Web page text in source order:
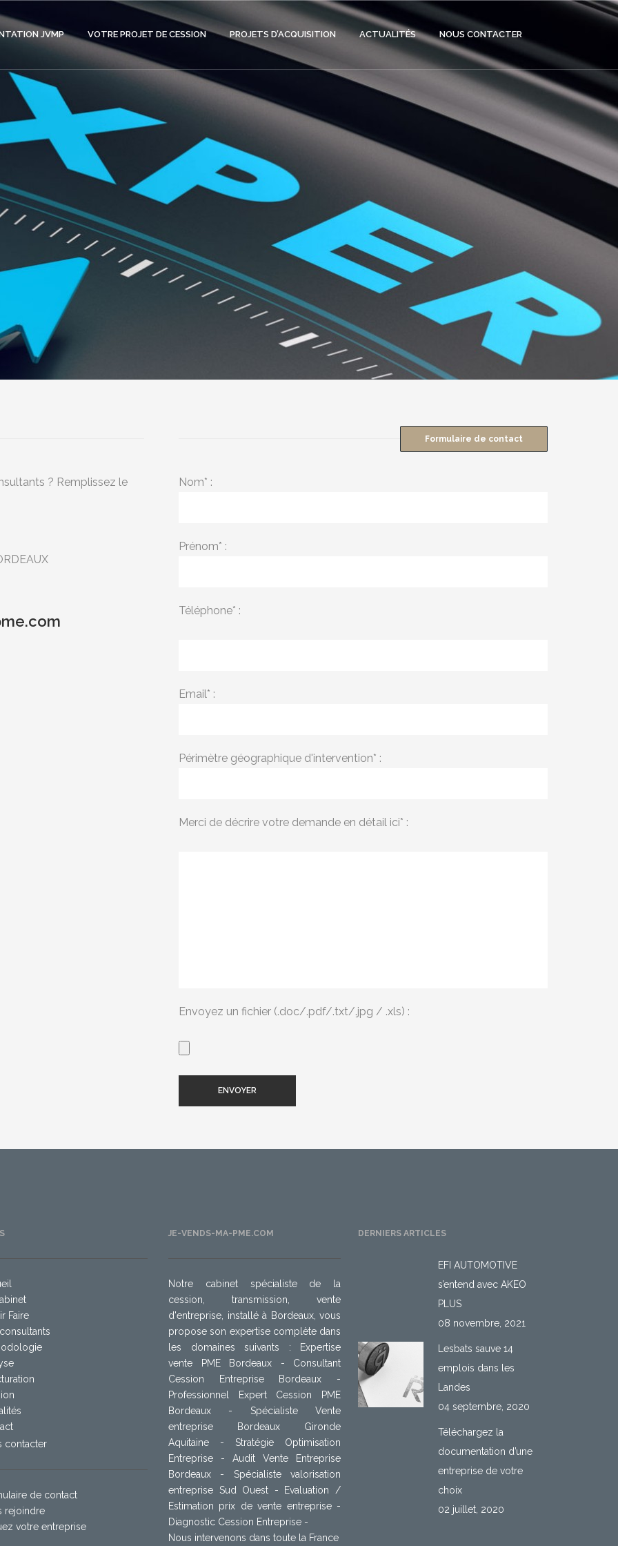
JVMP VOTRE PROJET DE CESSION PROJETS D’ACQUISITION ACTUALITÉS NOUS CONTACTER
? Remplissez le
Formulaire de contact
Nom* :
Prénom* :
Téléphone* :
Email* :
Périmètre géographique d'intervention* :
Merci de décrire votre demande en détail ici* :
Envoyez un fichier (.doc/.pdf/.txt/.jpg / .xls) :
Faire
contacter
de contact
rejoindre
votre entreprise
JE-VENDS-MA-PME.COM
Notre cabinet spécialiste de la
cession, transmission, vente
d'entreprise, installé à Bordeaux, vous
propose son expertise complète dans
les domaines suivants : Expertise
vente PME Bordeaux - Consultant
Cession Entreprise Bordeaux -
Professionnel
Expert Cession PME
Bordeaux - Spécialiste Vente
entreprise Bordeaux Gironde
Aquitaine - Stratégie Optimisation
Entreprise - Audit Vente Entreprise
Bordeaux - Spécialiste valorisation
entreprise Sud Ouest - Evaluation /
Estimation prix de vente entreprise -
Diagnostic Cession Entreprise -
Nous intervenons dans toute la France
DERNIERS ARTICLES
EFI AUTOMOTIVE
s’entend avec AKEO
PLUS
08 novembre, 2021
Lesbats sauve 14
emplois dans les
Landes
04 septembre, 2020
Téléchargez la
documentation d’une
entreprise de votre
choix
02 juillet, 2020